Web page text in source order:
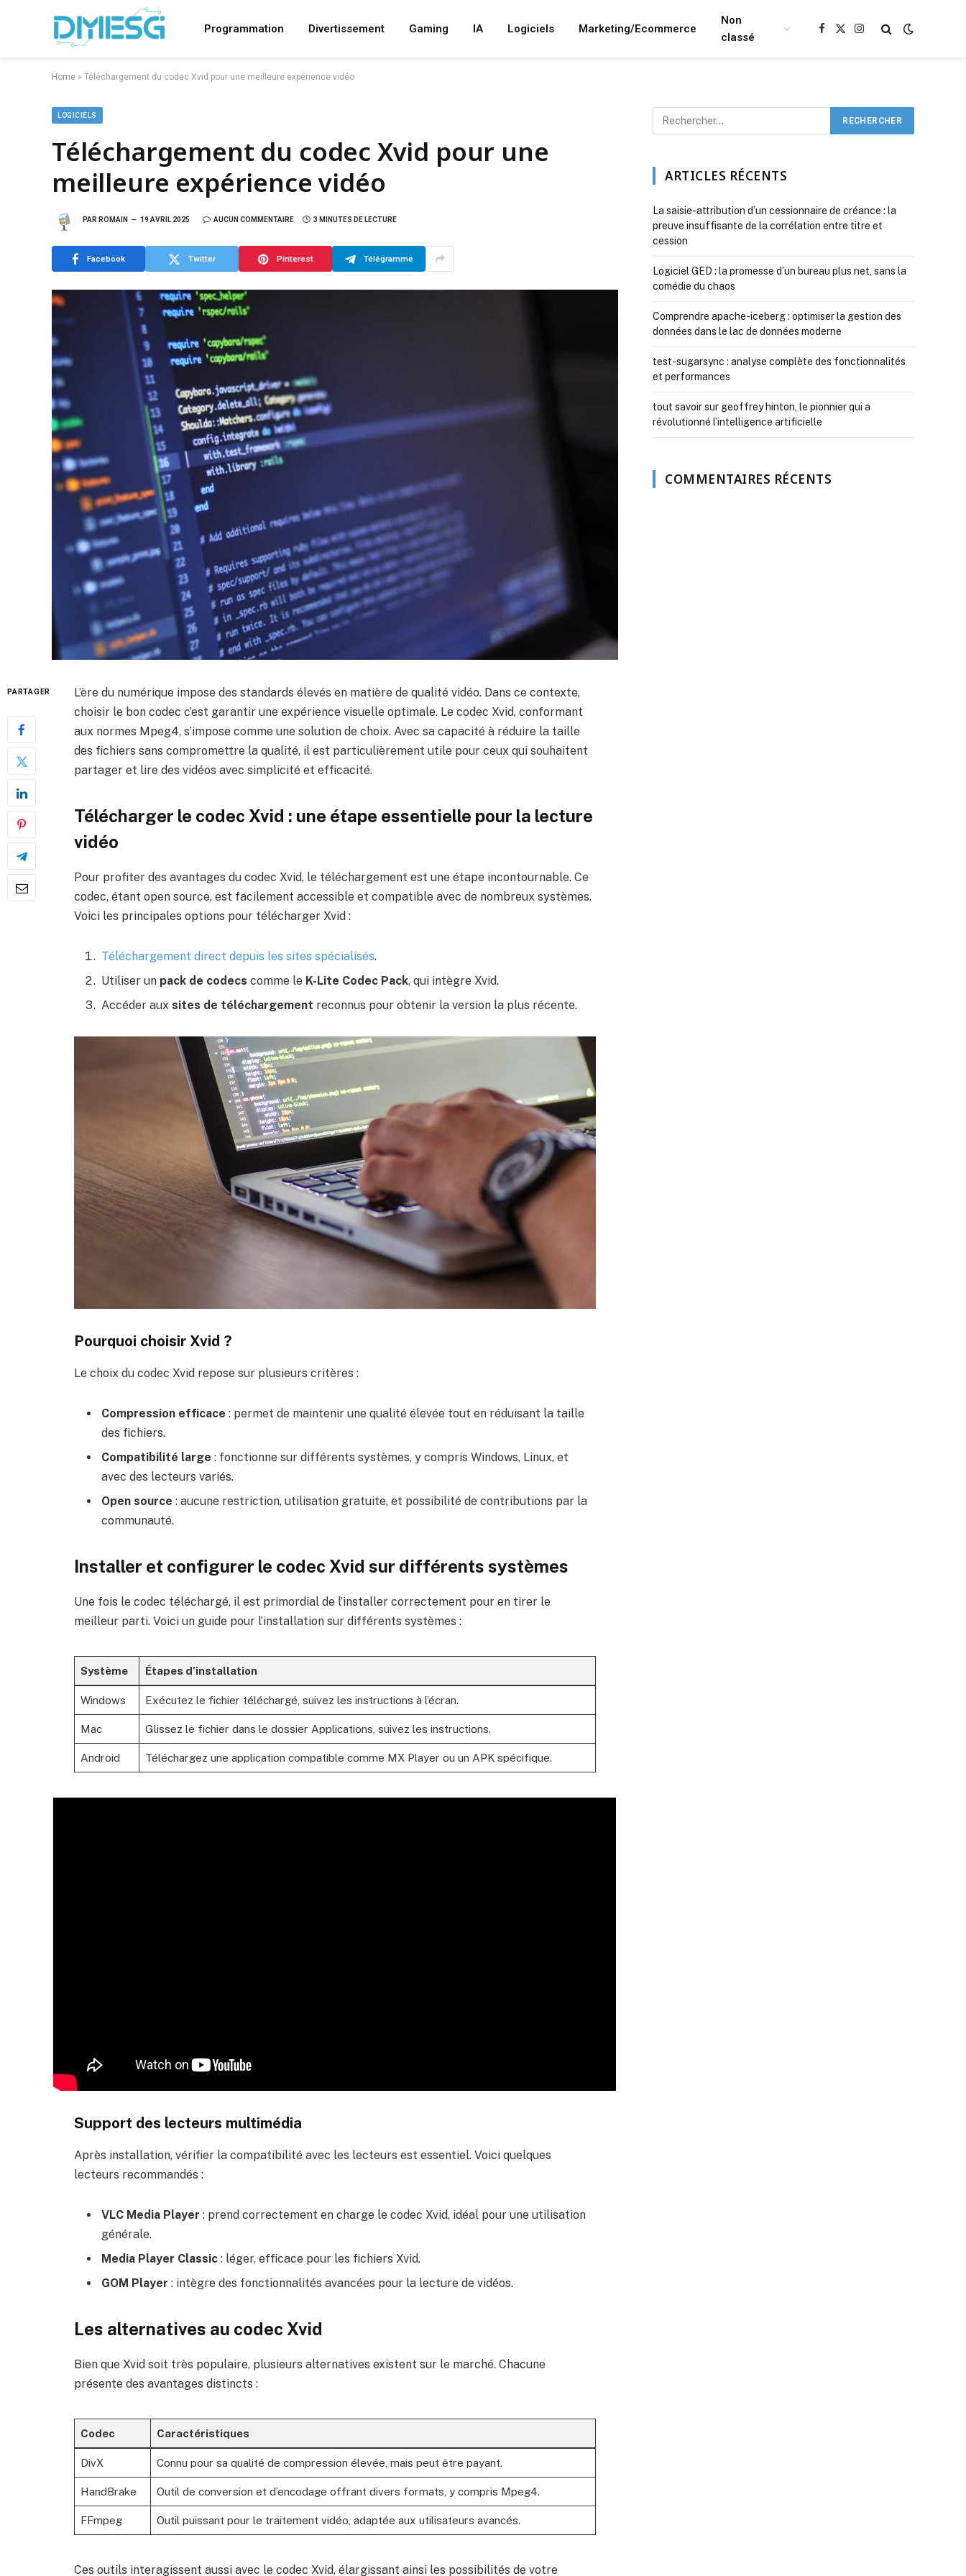
Programmation Divertissement Gaming IA Logiciels Marketing/Ecommerce
Non
classé
Facebook
X
Instagram
Home » Téléchargement du codec Xvid pour une meilleure expérience vidéo
LOGICIELS
Téléchargement du codec Xvid pour une
meilleure expérience vidéo
PAR ROMAIN 19 AVRIL 2025 AUCUN COMMENTAIRE 3 MINUTES DE LECTURE
Facebook Twitter Pinterest Télégramme
PARTAGER
L’ère du numérique impose des standards élevés en matière de qualité vidéo. Dans ce contexte,
choisir le bon codec c’est garantir une expérience visuelle optimale. Le codec Xvid, conformant
aux normes Mpeg4, s’impose comme une solution de choix. Avec sa capacité à réduire la taille
des fichiers sans compromettre la qualité, il est particulièrement utile pour ceux qui souhaitent
partager et lire des vidéos avec simplicité et efficacité.
Télécharger le codec Xvid : une étape essentielle pour la lecture
vidéo
Pour profiter des avantages du codec Xvid, le téléchargement est une étape incontournable. Ce
codec, étant open source, est facilement accessible et compatible avec de nombreux systèmes.
Voici les principales options pour télécharger Xvid :
Téléchargement direct depuis les sites spécialisés.
Utiliser un pack de codecs comme le K-Lite Codec Pack, qui intègre Xvid.
Accéder aux sites de téléchargement reconnus pour obtenir la version la plus récente.
Pourquoi choisir Xvid ?
Le choix du codec Xvid repose sur plusieurs critères :
Compression efficace : permet de maintenir une qualité élevée tout en réduisant la taille
des fichiers.
Compatibilité large : fonctionne sur différents systèmes, y compris Windows, Linux, et
avec des lecteurs variés.
Open source : aucune restriction, utilisation gratuite, et possibilité de contributions par la
communauté.
Installer et configurer le codec Xvid sur différents systèmes
Une fois le codec téléchargé, il est primordial de l’installer correctement pour en tirer le
meilleur parti. Voici un guide pour l’installation sur différents systèmes :
Système Étapes d’installation
Windows Exécutez le fichier téléchargé, suivez les instructions à l’écran.
Mac Glissez le fichier dans le dossier Applications, suivez les instructions.
Android Téléchargez une application compatible comme MX Player ou un APK spécifique.
Support des lecteurs multimédia
Après installation, vérifier la compatibilité avec les lecteurs est essentiel. Voici quelques
lecteurs recommandés :
VLC Media Player : prend correctement en charge le codec Xvid, idéal pour une utilisation
générale.
Media Player Classic : léger, efficace pour les fichiers Xvid.
GOM Player : intègre des fonctionnalités avancées pour la lecture de vidéos.
Les alternatives au codec Xvid
Bien que Xvid soit très populaire, plusieurs alternatives existent sur le marché. Chacune
présente des avantages distincts :
Codec Caractéristiques
DivX Connu pour sa qualité de compression élevée, mais peut être payant.
HandBrake Outil de conversion et d’encodage offrant divers formats, y compris Mpeg4.
FFmpeg Outil puissant pour le traitement vidéo, adaptée aux utilisateurs avancés.
Ces outils interagissent aussi avec le codec Xvid, élargissant ainsi les possibilités de votre
ARTICLES RÉCENTS
La saisie-attribution d’un cessionnaire de créance : la
preuve insuffisante de la corrélation entre titre et
cession
Logiciel GED : la promesse d’un bureau plus net, sans la
comédie du chaos
Comprendre apache-iceberg : optimiser la gestion des
données dans le lac de données moderne
test-sugarsync : analyse complète des fonctionnalités
et performances
tout savoir sur geoffrey hinton, le pionnier qui a
révolutionné l’intelligence artificielle
COMMENTAIRES RÉCENTS